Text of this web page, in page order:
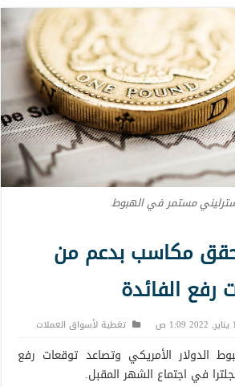
مستمر في الهبوط
مكاسب بدعم من
رفع الفائدة
ص تغطية لأسواق العملات
الدولار الأمريكي وتصاعد توقعات رفع
في اجتماع الشهر المقبل.